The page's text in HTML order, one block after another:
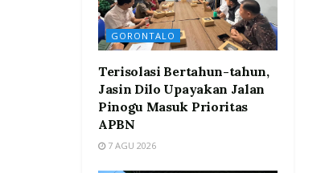
GORONTALO
Terisolasi Bertahun-tahun,
Jasin Dilo Upayakan Jalan
Pinogu Masuk Prioritas
APBN
7 AGU 2026